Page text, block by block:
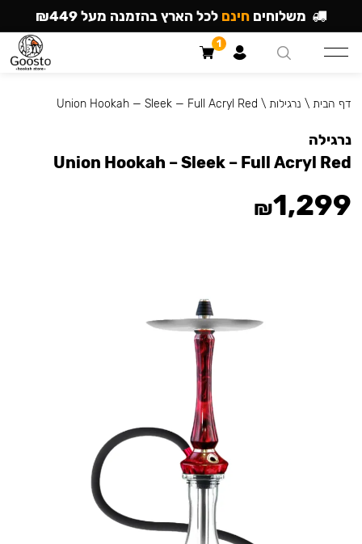
דף הבית \ נרגילות \
Union Hookah — Sleek — Full Acryl Red
נרגילה
Union Hookah – Sleek – Full Acryl Red
₪1,299
משלוחים חינם לכל הארץ בהזמנה מעל ₪449
1